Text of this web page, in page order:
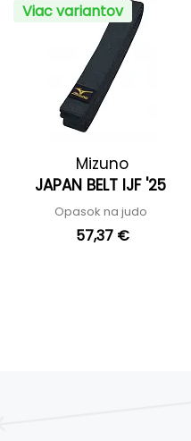
Viac variantov
Mizuno
JAPAN BELT IJF '25
Opasok na judo
57,37 €